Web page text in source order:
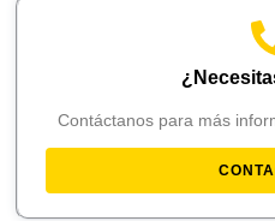
Contáctanos para más